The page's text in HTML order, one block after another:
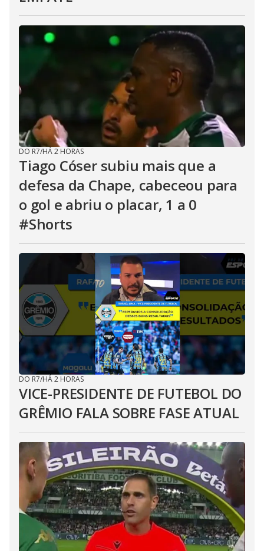
DO R7/HÁ 2 HORAS
Tiago Cóser subiu mais que a
defesa da Chape, cabeceou para
o gol e abriu o placar, 1 a 0
#Shorts
DO R7/HÁ 2 HORAS
VICE-PRESIDENTE DE FUTEBOL DO
GRÊMIO FALA SOBRE FASE ATUAL